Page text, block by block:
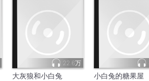
22.6万
大灰狼和小白兔
小白兔的糖果屋